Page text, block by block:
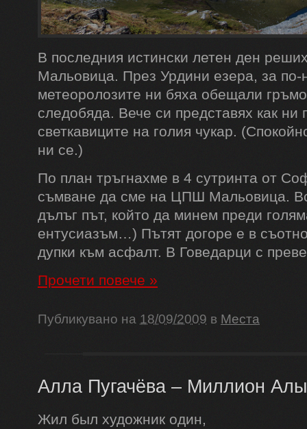
В последния истински летен ден
Мальовица. През Урдини езера, за по-
метеоролозите ни бяха обещали
следобяда. Вече си представях как ни
светкавиците на голия чукар.
ни се.)
По план тръгнахме в 4 сутринта от
съмване да сме на ЦПШ Мальовица.
дълъг път, който да минем преди
ентусиазъм…) Пътят догоре е в
дупки към асфалт. В Говедарци с
Прочети повече »
Публикувано на 18/09/2009 в Места
Алла Пугачёва – Миллион
Жил был художник один,